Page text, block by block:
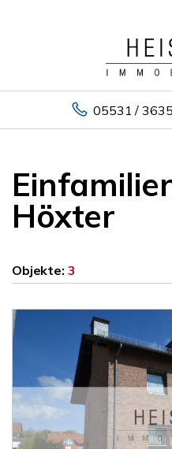
05531 / 3635
Höxter
Objekte: 3